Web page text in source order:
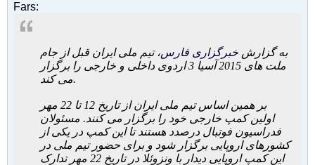
Fars:
به گزارش خبرگزاری فارس، تیم ملی ایران قبل از جام
ملت های 2015 آسیا 3 اردوی داخلی و خارجی را برگزار
می کند.
بر همین اساس تیم ملی ایران از تاریخ 12 تا 22 مهر
اولین کمپ خارجی خود را برگزار می کنند. مسئولان
فدراسیون فوتبال درصدد هستند تا این کمپ در یکی از
کشورهای اروپایی برگزار شود و برای حضور تیم ملی در
این کمپ اروپایی دیدار با ونزوئلا در تاریخ 22 مهر تدارک